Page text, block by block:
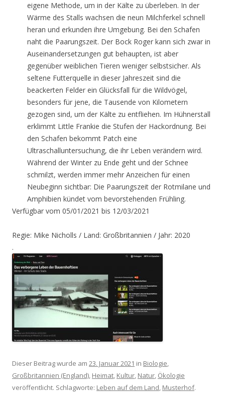
eigene Methode, um in der Kälte zu überleben. In der
Wärme des Stalls wachsen die neun Milchferkel schnell
heran und erkunden ihre Umgebung. Bei den Schafen
naht die Paarungszeit. Der Bock Roger kann sich zwar in
Auseinandersetzungen gut behaupten, ist aber
gegenüber weiblichen Tieren weniger selbstsicher. Als
seltene Futterquelle in dieser Jahreszeit sind die
beackerten Felder ein Glücksfall für die Wildvögel,
besonders für jene, die Tausende von Kilometern
gezogen sind, um der Kälte zu entfliehen. Im Hühnerstall
erklimmt Little Frankie die Stufen der Hackordnung. Bei
den Schafen bekommt Patch eine
Ultraschalluntersuchung, die ihr Leben verändern wird.
Während der Winter zu Ende geht und der Schnee
schmilzt, werden immer mehr Anzeichen für einen
Neubeginn sichtbar: Die Paarungszeit der Rotmilane und
Amphibien kündet vom bevorstehenden Frühling.
Verfügbar vom 05/01/2021 bis 12/03/2021
Regie: Mike Nicholls / Land: Großbritannien / Jahr: 2020
.
Dieser Beitrag wurde am 23. Januar 2021 in Biologie,
Großbritannien (England), Heimat, Kultur, Natur, Ökologie
veröffentlicht. Schlagworte: Leben auf dem Land, Musterhof.